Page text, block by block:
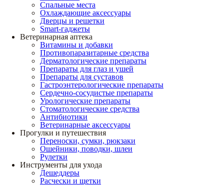
Спальные места
Охлаждающие аксессуары
Дверцы и решетки
Smart-гаджеты
Ветеринарная аптека
Витамины и добавки
Противопаразитарные средства
Дерматологические препараты
Препараты для глаз и ушей
Препараты для суставов
Гастроэнтерологические препараты
Сердечно-сосудистые препараты
Урологические препараты
Стоматологические средства
Антибиотики
Ветеринарные аксессуары
Прогулки и путешествия
Переноски, сумки, рюкзаки
Ошейники, поводки, шлеи
Рулетки
Инструменты для ухода
Дешеддеры
Расчески и щетки